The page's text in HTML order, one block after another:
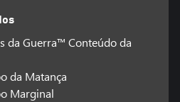
da Guerra™ Conteúdo da
da Matança
Marginal